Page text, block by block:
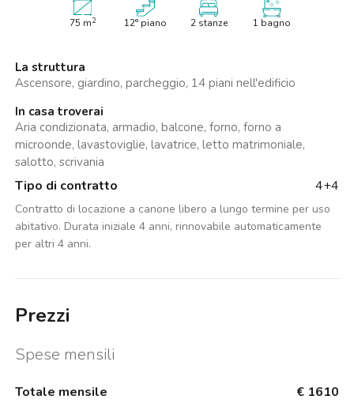
75 m2 12° piano 2 stanze 1 bagno
La struttura
Ascensore, giardino, parcheggio, 14 piani nell'edificio
In casa troverai
Aria condizionata, armadio, balcone, forno, forno a
microonde, lavastoviglie, lavatrice, letto matrimoniale,
salotto, scrivania
Tipo di contratto 4+4
Contratto di locazione a canone libero a lungo termine per uso
abitativo. Durata iniziale 4 anni, rinnovabile automaticamente
per altri 4 anni.
Prezzi
Spese mensili
Totale mensile € 1610